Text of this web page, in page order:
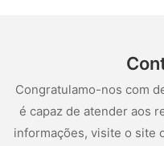
Congratulamo-nos com
é capaz de atender aos
informações, visite o site